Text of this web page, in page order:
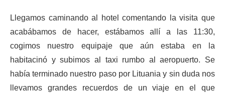
Llegamos caminando al hotel comentando la visita que
acabábamos de hacer, estábamos allí a las 11:30,
cogimos nuestro equipaje que aún estaba en la
habitacinó y subimos al taxi rumbo al aeropuerto. Se
había terminado nuestro paso por Lituania y sin duda nos
llevamos grandes recuerdos de un viaje en el que